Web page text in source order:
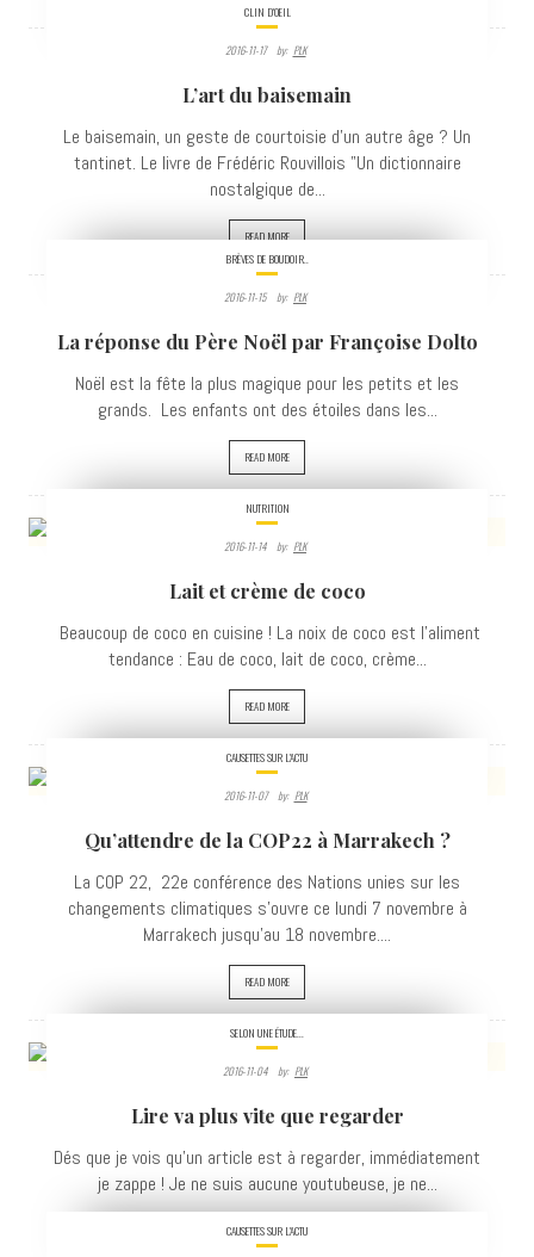
CLIN D'OEIL
2016-11-17 By: PLK
L’art du baisemain
Le baisemain, un geste de courtoisie d'un autre âge ? Un
tantinet. Le livre de Frédéric Rouvillois "Un dictionnaire
nostalgique de...
READ MORE
19369
BRÈVES DE BOUDOIR..
2016-11-15 By: PLK
La réponse du Père Noël par Françoise Dolto
Noël est la fête la plus magique pour les petits et les
grands. Les enfants ont des étoiles dans les...
READ MORE
NUTRITION
2016-11-14 By: PLK
Lait et crème de coco
Beaucoup de coco en cuisine ! La noix de coco est l'aliment
tendance : Eau de coco, lait de coco, crème...
READ MORE
CAUSETTES SUR L'ACTU
2016-11-07 By: PLK
Qu’attendre de la COP22 à Marrakech ?
La COP 22, 22e conférence des Nations unies sur les
changements climatiques s'ouvre ce lundi 7 novembre à
Marrakech jusqu'au 18 novembre....
READ MORE
SELON UNE ÉTUDE...
2016-11-04 By: PLK
Lire va plus vite que regarder
Dés que je vois qu'un article est à regarder, immédiatement
je zappe ! Je ne suis aucune youtubeuse, je ne...
READ MORE
CAUSETTES SUR L'ACTU